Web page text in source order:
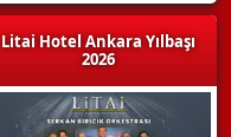
Litai Hotel Ankara Yılbaşı
2026